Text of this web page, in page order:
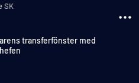
SK
transferfönster med